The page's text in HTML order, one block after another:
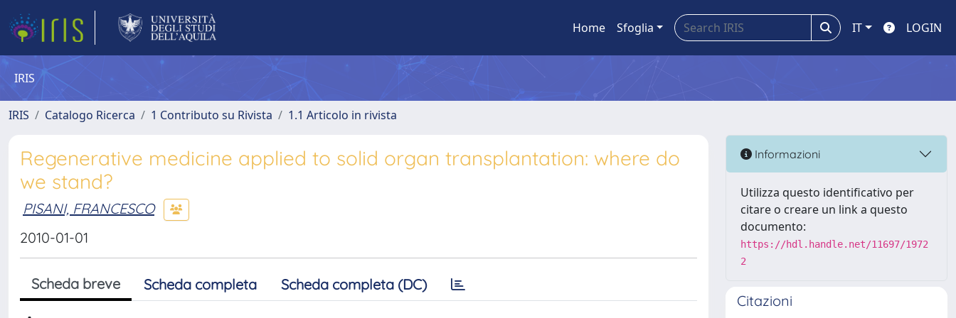
Home Sfoglia IT LOGIN
IRIS
IRIS Catalogo Ricerca 1 Contributo su Rivista 1.1 Articolo in rivista
Regenerative medicine applied to solid organ transplantation: where do
we stand?
PISANI, FRANCESCO
2010-01-01
Scheda breve Scheda completa Scheda completa (DC)
Informazioni
Utilizza questo identificativo per
citare o creare un link a questo
documento:
https://hdl.handle.net/11697/1972
2
Citazioni